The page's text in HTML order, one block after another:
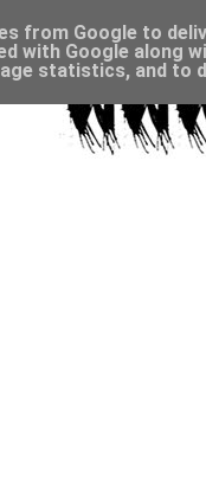
from Google to
with Google along
statistics, and to